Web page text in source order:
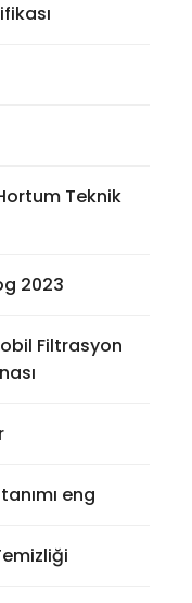
Teknik
2023
Filtrasyon
eng